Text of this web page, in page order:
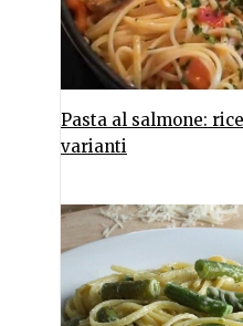
Pasta al salmone:
varianti